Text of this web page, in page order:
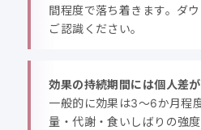
間程度で落ち着きます。ダ
ご認識ください。
効果の持続期間には個人差
一般的に効果は3〜6か月程
量・代謝・食いしばりの強